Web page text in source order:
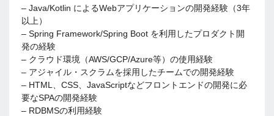
– Java/Kotlin によるWebアプリケーションの開発経験（3年
以上）
– Spring Framework/Spring Boot を利用したプロダクト開
発の経験
– クラウド環境（AWS/GCP/Azure等）の使用経験
– アジャイル・スクラムを採用したチームでの開発経験
– HTML、CSS、JavaScriptなどフロントエンドの開発に必
要なSPAの開発経験
– RDBMSの利用経験